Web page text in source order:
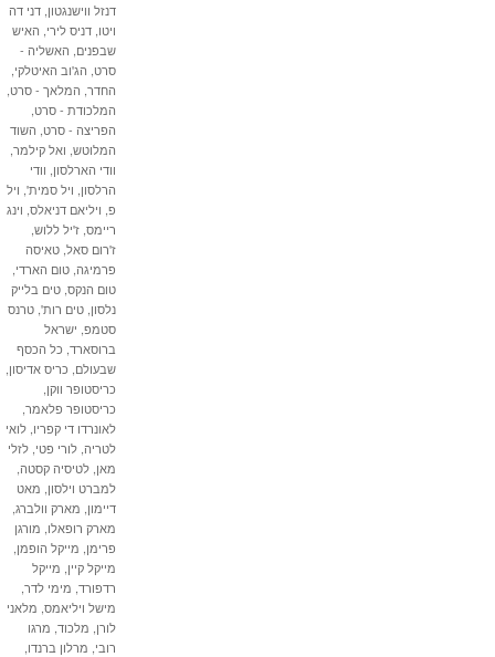
דנזל ווישנגטון,דני דה
,דניס לירי,האיש
שבפנים,האשליה -
,הג'וב האיטלקי,
החדר,המלאך - סרט,
המלכודת - סרט,
הפריצה - סרט,השוד
המלוטש,ואל קילמר,
וודי הארלסון,וודי
הרלסון,ויל סמית',ויל
ויליאם דניאלס,וינג
ריימס,ז'יל ללוש,
ז'רום סאל ,טאיסה
פרמיגה,טום הארדי,
טום הנקס,טים בלייק
נלסון,טים רות' ,טרנס
סטמפ,ישראל
ברוסארד,כל הכסף
שבעולם,כריס אדיסון,
כריסטופר ווקן,
כריסטופר פלאמר,
לאונרדו די קפריו,לואי
לטריה,לורי פטי ,לזלי
,לטיסיה קסטה,
למברט וילסון,מאט
דיימון,מארק וולברג,
מארק רופאלו,מורגן
פרימן,מייקל הופמן,
מייקל קיין,מייקל
רדפורד,מימי לדר ,
מישל ויליאמס,מלאני
,מלכוד,מרגו
,מרלון ברנדו,